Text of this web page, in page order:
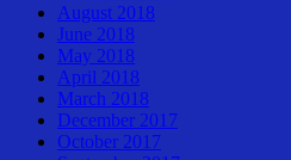
August 2018
June 2018
May 2018
April 2018
March 2018
December 2017
October 2017